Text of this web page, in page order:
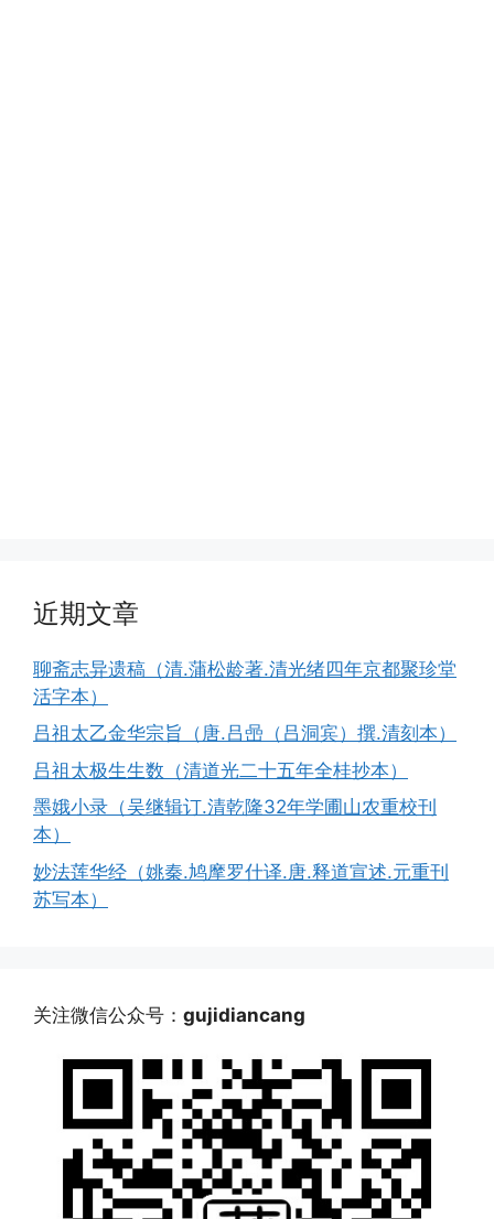
近期文章
聊斋志异遗稿（清.蒲松龄著.清光绪四年京都聚珍堂
活字本）
吕祖太乙金华宗旨（唐.吕喦（吕洞宾）撰.清刻本）
吕祖太极生生数（清道光二十五年全桂抄本）
墨娥小录（吴继辑订.清乾隆32年学圃山农重校刊
本）
妙法莲华经（姚秦.鸠摩罗什译.唐.释道宣述.元重刊
苏写本）
关注微信公众号： gujidiancang